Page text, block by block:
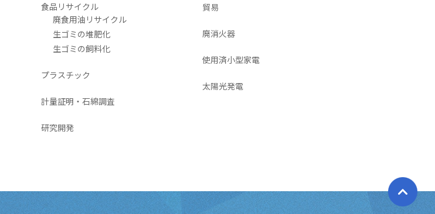
食品リサイクル
廃食用油リサイクル
生ゴミの堆肥化
生ゴミの飼料化
プラスチック
計量証明・石綿調査
研究開発
貿易
廃消火器
使用済小型家電
太陽光発電